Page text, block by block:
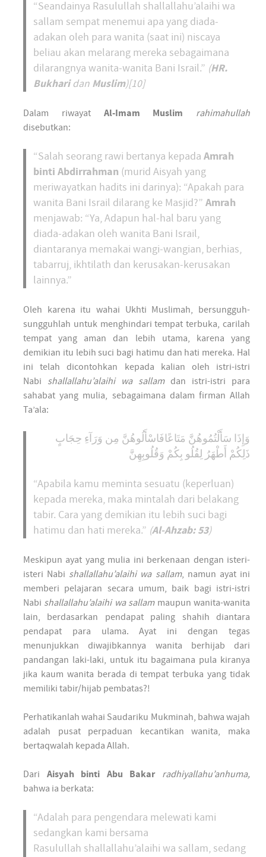
“Seandainya Rasulullah shallallahu’alaihi wa
sallam sempat menemui apa yang diada-
adakan oleh para wanita (saat ini) niscaya
beliau akan melarang mereka sebagaimana
dilarangnya wanita-wanita Bani Israil.” (HR.
Bukhari dan Muslim)[10]
Dalam riwayat Al-Imam Muslim
rahimahullah
disebutkan:
“Salah seorang rawi bertanya kepada Amrah
binti Abdirrahman (murid Aisyah yang
meriwayatkan hadits ini darinya): “Apakah para
wanita Bani Israil dilarang ke Masjid?” Amrah
menjawab: “Ya, Adapun hal-hal baru yang
diada-adakan oleh wanita Bani Israil,
diantaranya memakai wangi-wangian, berhias,
tabarruj, ikhtilath dan kerusakan-kerusakan
lainnya.”
Oleh karena itu wahai Ukhti Muslimah, bersungguh-
sungguhlah untuk menghindari tempat terbuka, carilah
tempat yang aman dan lebih utama, karena yang
demikian itu lebih suci bagi hatimu dan hati mereka. Hal
ini telah dicontohkan kepada kalian oleh istri-istri
Nabi shallallahu’alaihi wa sallamdan istri-istri para
sahabat yang mulia, sebagaimana dalam firman Allah
Ta’ala:
وَإِذَا سَأَلْتُمُوهُنَّ مَتَاعًافَاسْأَلُوهُنَّ مِن وَرَآءِ حِجَابٍ
ذَلِكُمْ أَطْهَرُ لِقُلُو بِكُمْ وَقُلُوبِهِنَّ
“Apabila kamu meminta sesuatu (keperluan)
kepada mereka, maka mintalah dari belakang
tabir. Cara yang demikian itu lebih suci bagi
hatimu dan hati mereka.” (Al-Ahzab: 53)
Meskipun ayat yang mulia ini berkenaan dengan isteri-
isteri Nabi shallallahu’alaihi wa sallam, namun ayat ini
memberi pelajaran secara umum, baik bagi istri-istri
Nabi shallallahu’alaihi wa sallammaupun wanita-wanita
lain, berdasarkan pendapat paling shahih diantara
pendapat para ulama. Ayat ini dengan tegas
menunjukkan diwajibkannya wanita berhijab dari
pandangan laki-laki, untuk itu bagaimana pula kiranya
jika kaum wanita berada di tempat terbuka yang tidak
memiliki tabir/hijab pembatas?!
Perhatikanlah wahai Saudariku Mukminah, bahwa wajah
adalah pusat perpaduan kecantikan wanita, maka
bertaqwalah kepada Allah.
Dari Aisyah binti Abu Bakar
radhiyallahu’anhuma,
bahwa ia berkata:
“Adalah para pengendara melewati kami
sedangkan kami bersama
Rasulullah shallallahu’alaihi wa sallam, sedang